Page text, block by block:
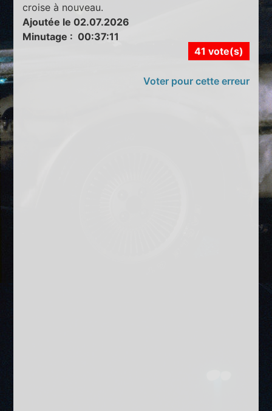
croise à nouveau.
Ajoutée le 02.07.2026
Minutage : 00:37:11
41 vote(s)
Voter pour cette erreur